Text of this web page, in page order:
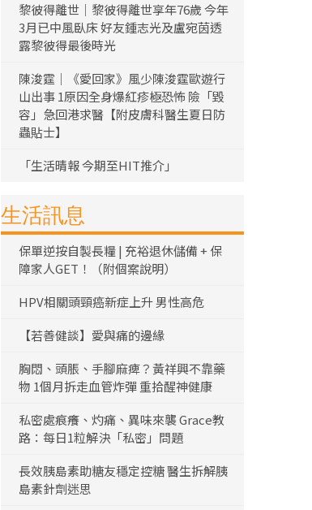
黎彼得離世｜黎彼得離世享年76歲 今年
3月已中風臥床 好友鍾志光及盧宛茵透
露黎彼得最後時光
陳浚霆｜《愛回家》風少陳浚霆歐遊行
山出事 1原因全身爆紅疹極恐怖 險「毀
容」急回港求醫【附皮膚科醫生夏日防
蟲貼士】
「生活晴報 今期至HIT推介」
生活訊息
保單逆按自製長糧 | 充裕退休儲備 + 保
障家人GET！（附個案說明）
HPV相關頭頸癌新症上升 男性高危
【若善健談】愛與痛的邊緣
胸悶、頭脹、手腳麻痺？黃祥興不靠藥
物 1個月拆走血管炸彈 重拾醒神健康
私密處痕癢、灼痛、異味來襲 Grace教
路：每日1粒解決「私密」問題
長效胰島素助糖友穩定控糖 醫生拆解胰
島素針劑迷思